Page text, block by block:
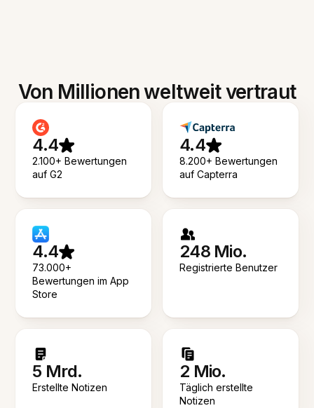
Von Millionen weltweit vertraut
4.4
2.100+ Bewertungen
auf G2
4.4
8.200+ Bewertungen
auf Capterra
4.4
73.000+
Bewertungen im App
Store
248 Mio.
Registrierte Benutzer
5 Mrd.
Erstellte Notizen
2 Mio.
Täglich erstellte
Notizen